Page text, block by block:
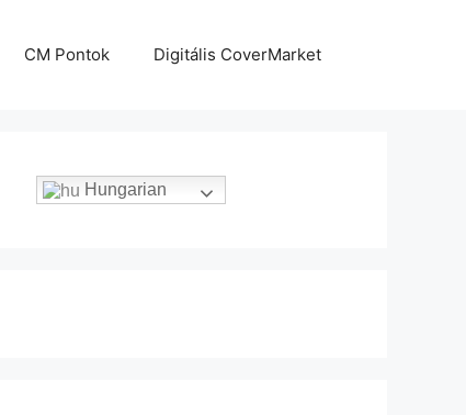
CM Pontok Digitális CoverMarket
Hungarian